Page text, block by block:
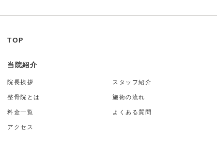
TOP
当院紹介
院長挨拶 スタッフ紹介
整骨院とは 施術の流れ
料金一覧 よくある質問
アクセス